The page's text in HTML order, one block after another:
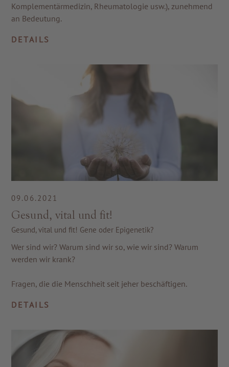
Komplementärmedizin, Rheumatologie usw.), zunehmend
an Bedeutung.
DETAILS
09.06.2021
Gesund, vital und fit!
Gesund, vital und fit! Gene oder Epigenetik?
Wer sind wir? Warum sind wir so, wie wir sind? Warum
werden wir krank?
Fragen, die die Menschheit seit jeher beschäftigen.
DETAILS